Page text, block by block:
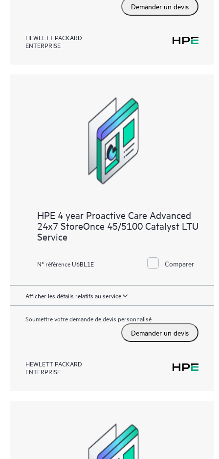
Demander un devis
HEWLETT PACKARD
ENTERPRISE
HPE 4 year Proactive Care Advanced
24x7 StoreOnce 45/5100 Catalyst LTU
Service
N° référence U6BL1E Comparer
Afficher les détails relatifs au service
Soumettre votre demande de devis personnalisé
Demander un devis
HEWLETT PACKARD
ENTERPRISE